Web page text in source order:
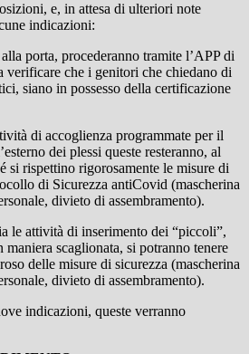
e, in attesa di ulteriori note
indicazioni:
porta, procederanno tramite l’APP di
verificare che i genitori che chiedano di
siano in possesso della certificazione
di accoglienza programmate per il
dei plessi queste resteranno, al
si rispettino rigorosamente le misure di
di Sicurezza antiCovid (mascherina
divieto di assembramento).
le attività di inserimento dei “piccoli”,
scaglionata, si potranno tenere
delle misure di sicurezza (mascherina
divieto di assembramento).
indicazioni, queste verranno